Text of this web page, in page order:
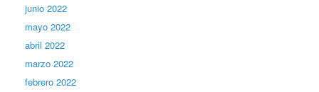
junio 2022
mayo 2022
abril 2022
marzo 2022
febrero 2022